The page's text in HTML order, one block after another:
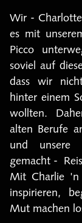
Wir -
es mit
Picco
soviel auf
dass wir
hinter einem
wollten.
alten Berufe
und unsere
gemacht -
Mit Charlie
inspirieren,
Mut machen